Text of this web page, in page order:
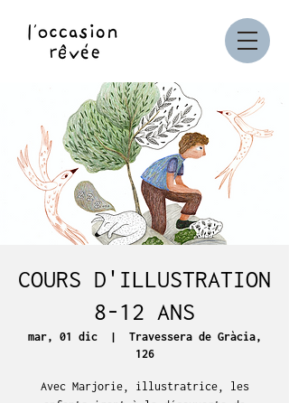
COURS D'ILLUSTRATION
8-12 ANS
mar, 01 dic
  |
Travessera de Gràcia,
126
Avec Marjorie, illustratrice, les